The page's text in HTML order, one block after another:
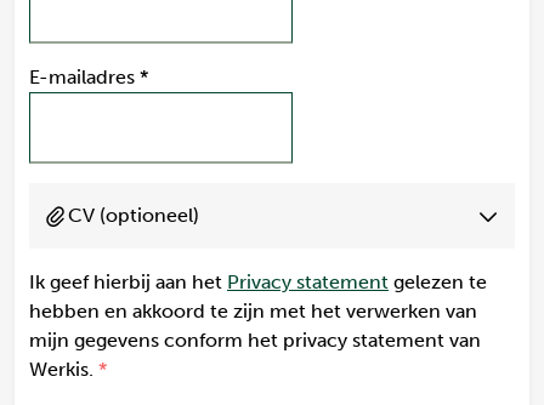
E-mailadres *
CV (optioneel)
Ik geef hierbij aan het Privacy statement gelezen te
hebben en akkoord te zijn met het verwerken van
mijn gegevens conform het privacy statement van
Werkis.